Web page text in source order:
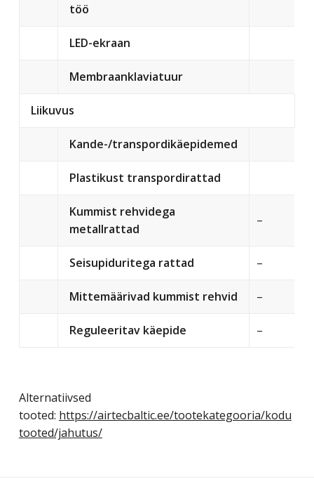
töö
LED-ekraan
Membraanklaviatuur
Liikuvus
Kande-/transpordikäepidemed
Plastikust transpordirattad
Kummist rehvidega
metallrattad
–
Seisupiduritega rattad –
Mittemäärivad kummist rehvid –
Reguleeritav käepide –
Alternatiivsed
tooted: https://airtecbaltic.ee/tootekategooria/kodu
tooted/jahutus/